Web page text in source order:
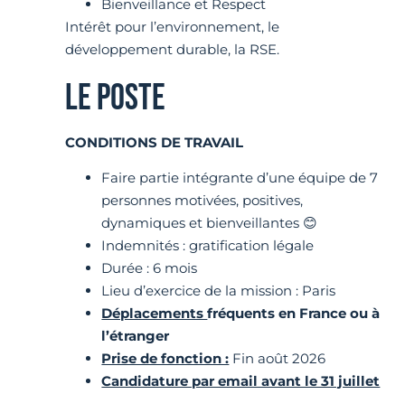
Bienveillance et Respect
Intérêt pour l’environnement, le
développement durable, la RSE.
LE POSTE
CONDITIONS DE TRAVAIL
Faire partie intégrante d’une équipe de 7
personnes motivées, positives,
dynamiques et bienveillantes 😊
Indemnités : gratification légale
Durée : 6 mois
Lieu d’exercice de la mission : Paris
Déplacementsfréquents en France ou à
l’étranger
Prise de fonction : Fin août 2026
Candidature par email avant le 31 juillet